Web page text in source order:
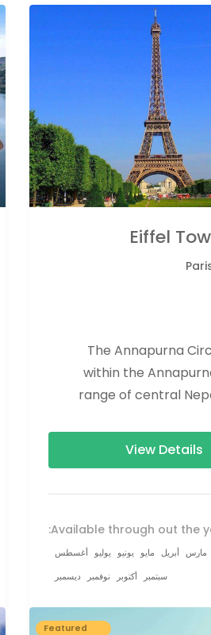
Eiffel
The Annapurna
within the
range of central
160–230 km
View Details
Available through out the
مارس أبريل مايو يونيو يوليو أغسطس
سبتمبر
أكتوبر نوفمبر ديسمبر
Featured